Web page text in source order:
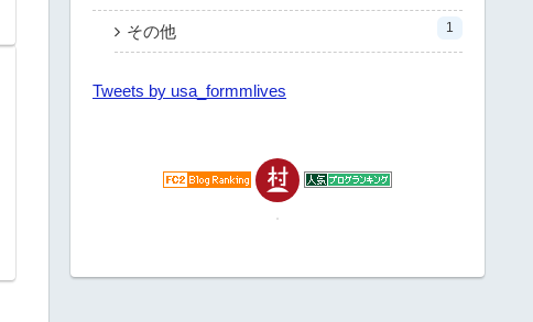
その他 1
Tweets by usa_formmlives